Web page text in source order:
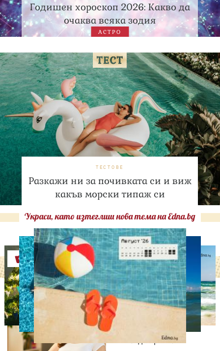
Годишен хороскоп 2026: Какво да
очаква всяка зодия
АСТРО
ТЕСТОВЕ
Разкажи ни за почивката си и виж
какъв морски типаж си
Украси, като изтеглиш нова тема на Edna.bg
Оферти
ЛЮБОПИТНО
Историческа промяна:
Жените над 40 години
раждат по-често от
тийнейджърките